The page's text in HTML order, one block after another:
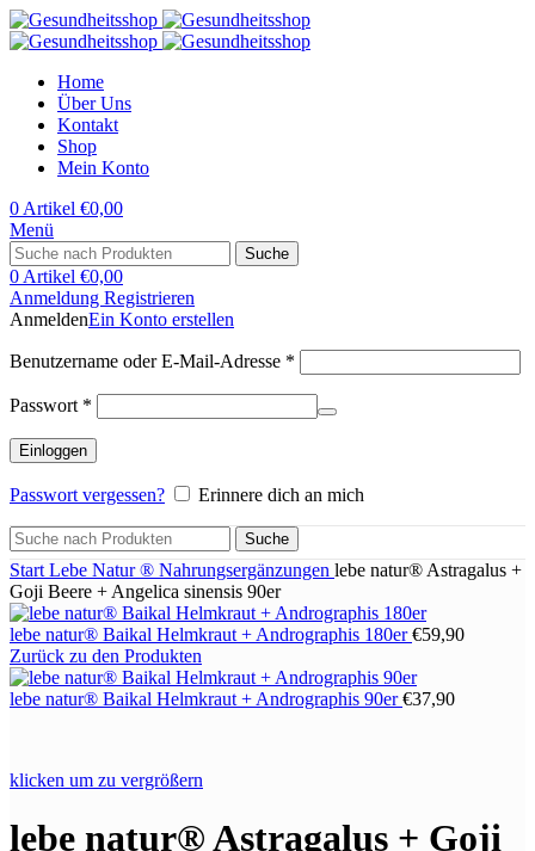
Home
Über Uns
Kontakt
Shop
Mein Konto
0 Artikel €0,00
Menü
Suche
0 Artikel €0,00
Anmeldung Registrieren
AnmeldenEin Konto erstellen
Benutzername oder E-Mail-Adresse *
Passwort *
Einloggen
Passwort vergessen? Erinnere dich an mich
Suche
Start Lebe Natur ® Nahrungsergänzungen lebe natur® Astragalus +
Goji Beere + Angelica sinensis 90er
lebe natur® Baikal Helmkraut + Andrographis 180er€59,90
Zurück zu den Produkten
lebe natur® Baikal Helmkraut + Andrographis 90er€37,90
klicken um zu vergrößern
lebe natur® Astragalus + Goji